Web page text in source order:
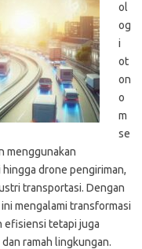
ol
og
i
ot
on
o
m
se
menggunakan
drone pengiriman,
transportasi. Dengan
mengalami transformasi
efisiensi tetapi juga
ramah lingkungan.